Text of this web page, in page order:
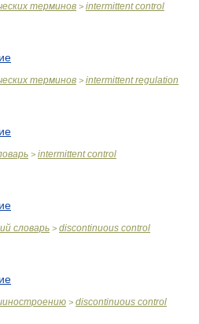
терминов > intermittent control
терминов > intermittent regulation
> intermittent control
словарь > discontinuous control
> discontinuous control